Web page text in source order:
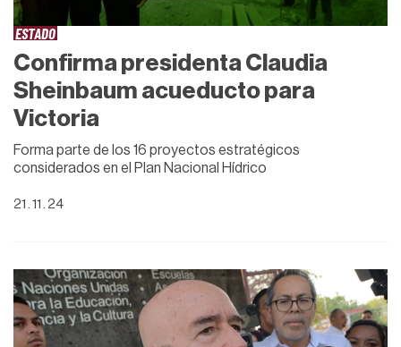
ESTADO
Confirma presidenta Claudia
Sheinbaum acueducto para
Victoria
Forma parte de los 16 proyectos estratégicos
considerados en el Plan Nacional Hídrico
21 . 11 . 24